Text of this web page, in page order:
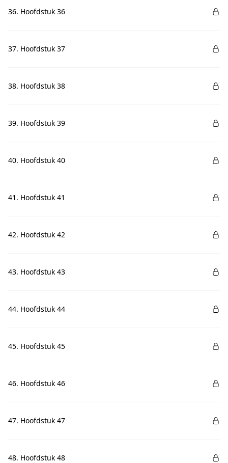
36. Hoofdstuk 36
37. Hoofdstuk 37
38. Hoofdstuk 38
39. Hoofdstuk 39
40. Hoofdstuk 40
41. Hoofdstuk 41
42. Hoofdstuk 42
43. Hoofdstuk 43
44. Hoofdstuk 44
45. Hoofdstuk 45
46. Hoofdstuk 46
47. Hoofdstuk 47
48. Hoofdstuk 48